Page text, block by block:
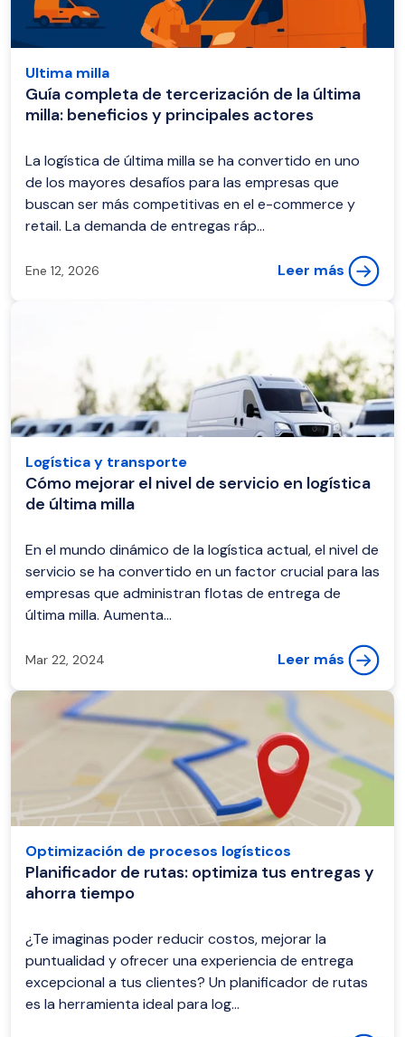
Ultima milla
Guía completa de tercerización de la última
milla: beneficios y principales actores
La logística de última milla se ha convertido en uno
de los mayores desafíos para las empresas que
buscan ser más competitivas en el e-commerce y
retail. La demanda de entregas ráp...
Ene 12, 2026 Leer más
Logística y transporte
Cómo mejorar el nivel de servicio en logística
de última milla
En el mundo dinámico de la logística actual, el nivel de
servicio se ha convertido en un factor crucial para las
empresas que administran flotas de entrega de
última milla. Aumenta...
Mar 22, 2024 Leer más
Optimización de procesos logísticos
Planificador de rutas: optimiza tus entregas y
ahorra tiempo
¿Te imaginas poder reducir costos, mejorar la
puntualidad y ofrecer una experiencia de entrega
excepcional a tus clientes? Un planificador de rutas
es la herramienta ideal para log...